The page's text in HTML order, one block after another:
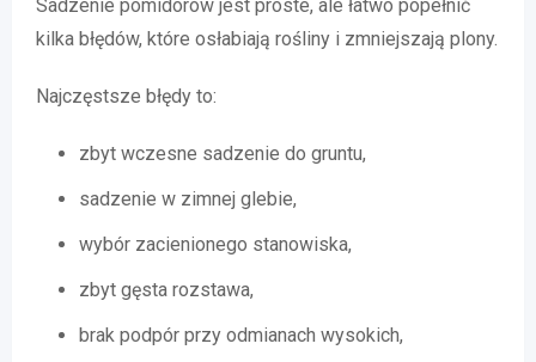
Sadzenie pomidorów jest proste, ale łatwo popełnić
kilka błędów, które osłabiają rośliny i zmniejszają plony.
Najczęstsze błędy to:
zbyt wczesne sadzenie do gruntu,
sadzenie w zimnej glebie,
wybór zacienionego stanowiska,
zbyt gęsta rozstawa,
brak podpór przy odmianach wysokich,